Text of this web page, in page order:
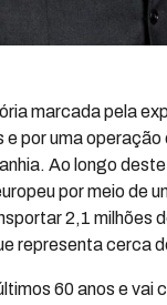
marcada pela
por uma
Ao longo
por meio de
2,1 milhões
representa cerca
60 anos e vai